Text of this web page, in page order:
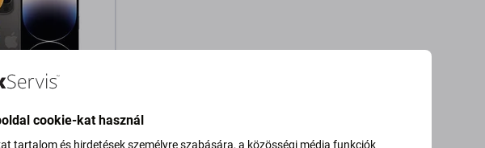
14 Pro Max
cookie-kat használ
tartalom és hirdetések személyre szabására, a közösségi média funkciók